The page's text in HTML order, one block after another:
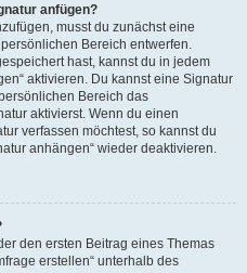
anfügen?
musst du zunächst eine
Bereich entwerfen.
hast, kannst du in jedem
aktivieren. Du kannst eine Signatur
Bereich das
aktivierst. Wenn du einen
verfassen möchtest, so kannst du
anhängen“ wieder deaktivieren.
den ersten Beitrag eines Themas
erstellen“ unterhalb des